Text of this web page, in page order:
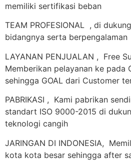
memiliki sertifikasi beban
TEAM PROFESIONAL , di
bidangnya serta berpengalaman
LAYANAN PENJUALAN , Free
Memberikan pelayanan ke pada
sehingga GOAL dari Customer
PABRIKASI , Kami pabrikan
standart ISO 9000-2015 di
teknologi cangih
JARINGAN DI INDONESIA,
kota kota besar sehingga after